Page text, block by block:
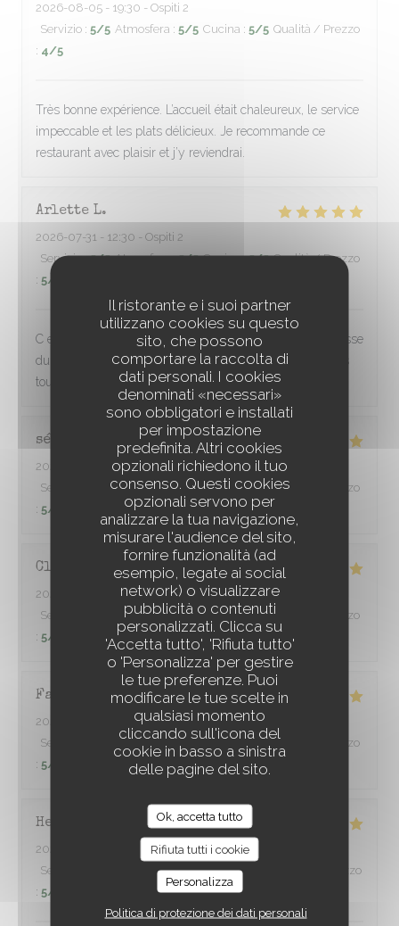
Il ristorante e i suoi partner
utilizzano cookies su questo
sito, che possono
comportare la raccolta di
dati personali. I cookies
denominati «necessari»
sono obbligatori e installati
per impostazione
predefinita. Altri cookies
opzionali richiedono il tuo
consenso. Questi cookies
opzionali servono per
analizzare la tua navigazione,
misurare l'audience del sito,
fornire funzionalità (ad
esempio, legate ai social
network) o visualizzare
pubblicità o contenuti
personalizzati. Clicca su
'Accetta tutto', 'Rifiuta tutto'
o 'Personalizza' per gestire
le tue preferenze. Puoi
modificare le tue scelte in
qualsiasi momento
cliccando sull'icona del
cookie in basso a sinistra
delle pagine del sito.
Ok, accetta tutto
Rifiuta tutti i cookie
Personalizza
Politica di protezione dei dati personali
2026-08-05 - 19:30 - Ospiti 2
Servizio : 5/5 Atmosfera : 5/5 Cucina : 5/5 Qualità / Prezzo
: 4/5
Très bonne expérience. L’accueil était chaleureux, le service
impeccable et les plats délicieux. Je recommande ce
restaurant avec plaisir et j’y reviendrai.
Arlette L
2026-07-31 - 12:30 - Ospiti 2
Servizio: 5/5 Atmosfera: 5/5 Cucina: 5/5 Qualità / Prezzo
: 5/5
C est parfait,l accueil,l espacement des tables, la gentillesse
du service,une cuisine inventive et raffinée Nous sommes
toujours très satisfaits Merci à toute l équipe.
sébastien
2026-08-01
- 20:30 - Ospiti 2
Servizio
Atmosfera: 5 /5 Cucina: 5/5 Qualità / Prezzo
: 5/5
Claire
2026-07-31
- 20:00 - Ospiti 4
Servizio
Atmosfera: 5/5 Cucina: 5 /5 Qualità / Prezzo
: 5/5
Fabien
2026-08-01
- 20:00 - Ospiti 6
Servizio
Atmosfera : 5 /5 Cucina : 5 /5 Qualità / Prezzo
: 5/5
Herve
2026-08-01
- 13:00 - Ospiti 3
Servizio
Atmosfera: 4/5 Cucina:
Qualità / Prezzo
: 5/5
À TRAVERS CHAMPS